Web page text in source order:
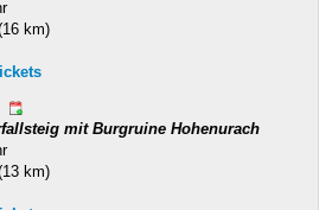
km)
mit Burgruine Hohenurach
km)